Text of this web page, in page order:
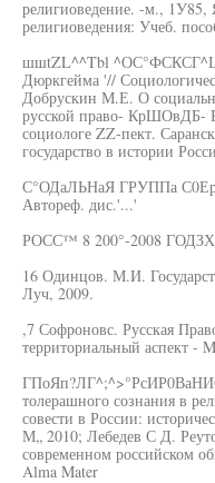
религиоведение. -м., 1У85,
религиоведения: Учеб.
шшtZL^^Tbl
Дюркгейма '//
Добрускин М.Е. О
русской право-
социологе ZZ-пект.
государство в истории
С°ОДаЛЬНаЯ ГРУППа
Автореф. дис.'...'
РОСС™ 8 200°-2008
16 Одинцов. М.И.
Луч, 2009.
,7 Софроновс. Русская
территориальный аспект -
толерашного сознания в
совести в России:
М„ 2010; Лебедев С Д.
современном российском
Alma Mater